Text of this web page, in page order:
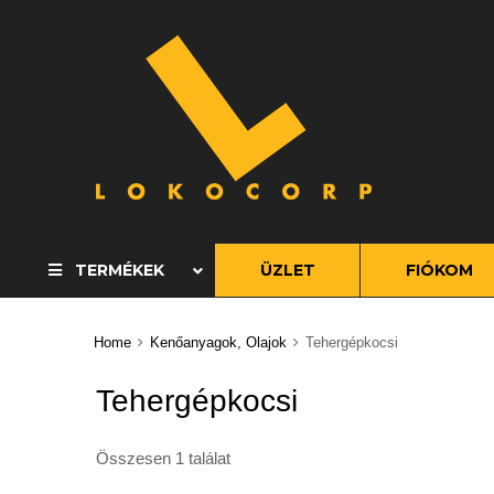
TERMÉKEK ÜZLET FIÓKOM
Home Kenőanyagok, Olajok Tehergépkocsi
Tehergépkocsi
Összesen 1 találat